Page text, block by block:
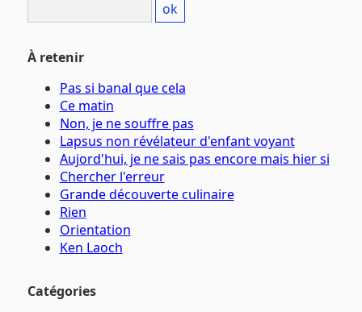
À retenir
Pas si banal que cela
Ce matin
Non, je ne souffre pas
Lapsus non révélateur d'enfant voyant
Aujord'hui, je ne sais pas encore mais hier si
Chercher l'erreur
Grande découverte culinaire
Rien
Orientation
Ken Laoch
Catégories